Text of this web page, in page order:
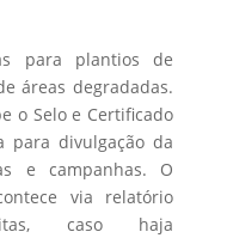
para plantios de
áreas degradadas.
o Selo e Certificado
para divulgação da
e campanhas. O
via relatório
caso haja